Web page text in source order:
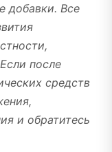
добавки. Все
после
средств
и обратитесь